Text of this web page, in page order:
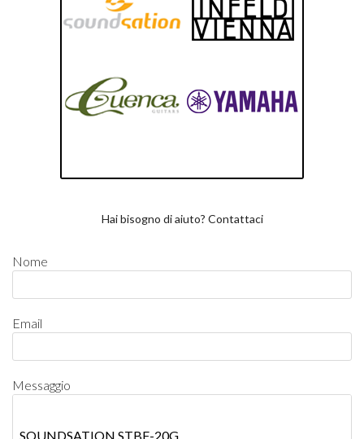
Hai bisogno di aiuto? Contattaci
Nome
Email
Messaggio